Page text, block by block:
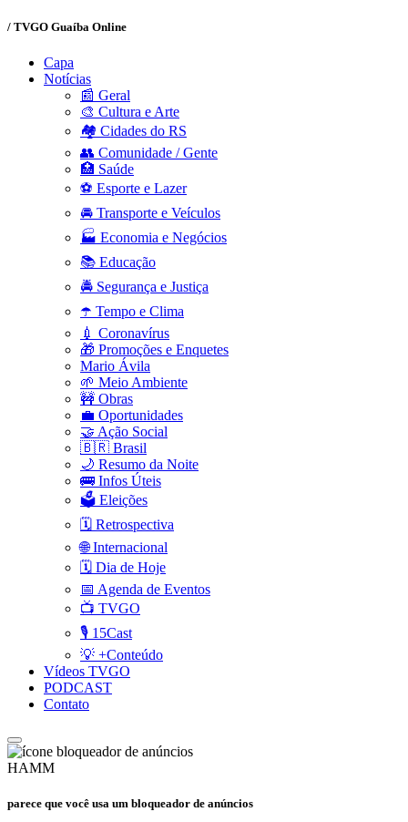
/ TVGO Guaíba Online
Capa
Notícias
📰 Geral
🎨 Cultura e Arte
🏘️ Cidades do RS
👥 Comunidade / Gente
🏥 Saúde
⚽ Esporte e Lazer
🚘 Transporte e Veículos
🏭 Economia e Negócios
📚 Educação
🚔 Segurança e Justiça
☂️ Tempo e Clima
💉 Coronavírus
🎁 Promoções e Enquetes
Mario Ávila
🌱 Meio Ambiente
🚧 Obras
💼 Oportunidades
🤝 Ação Social
🇧🇷 Brasil
🌙 Resumo da Noite
🚌 Infos Úteis
🗳️ Eleições
🗓️ Retrospectiva
🌐 Internacional
🗓️ Dia de Hoje
📅 Agenda de Eventos
📺 TVGO
🎙️ 15Cast
💡 +Conteúdo
Vídeos TVGO
PODCAST
Contato
HAMM
parece que você usa um bloqueador de anúncios